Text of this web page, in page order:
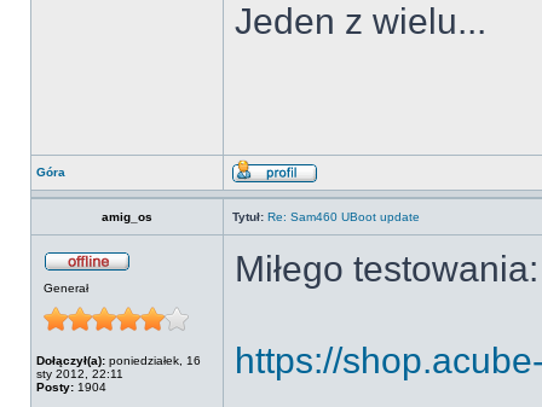
Jeden z wielu...
Góra
amig_os Tytuł: Re: Sam460 UBoot update
Generał
Dołączył(a): poniedziałek, 16
sty 2012, 22:11
Posty: 1904
Miłego testowania:
https://